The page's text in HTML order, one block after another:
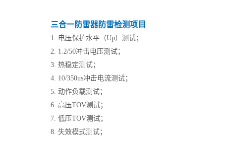
三合一防雷器防雷检测项目
1. 电压保护水平（Up）测试；
2. 1.2/50冲击电压测试；
3. 热稳定测试；
4. 10/350us冲击电流测试；
5. 动作负载测试；
6. 高压TOV测试；
7. 低压TOV测试；
8. 失效模式测试；